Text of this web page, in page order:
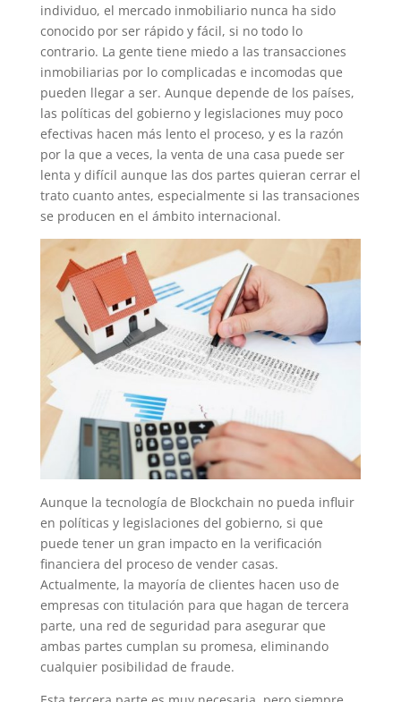
individuo, el mercado inmobiliario nunca ha sido
conocido por ser rápido y fácil, si no todo lo
contrario. La gente tiene miedo a las transacciones
inmobiliarias por lo complicadas e incomodas que
pueden llegar a ser. Aunque depende de los países,
las políticas del gobierno y legislaciones muy poco
efectivas hacen más lento el proceso, y es la razón
por la que a veces, la venta de una casa puede ser
lenta y difícil aunque las dos partes quieran cerrar el
trato cuanto antes, especialmente si las transaciones
se producen en el ámbito internacional.
Aunque la tecnología de Blockchain no pueda influir
en políticas y legislaciones del gobierno, si que
puede tener un gran impacto en la verificación
financiera del proceso de vender casas.
Actualmente, la mayoría de clientes hacen uso de
empresas con titulación para que hagan de tercera
parte, una red de seguridad para asegurar que
ambas partes cumplan su promesa, eliminando
cualquier posibilidad de fraude.